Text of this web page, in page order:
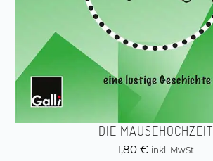
DIE MÄUSEHOCHZEIT
1,80 € inkl. MwSt